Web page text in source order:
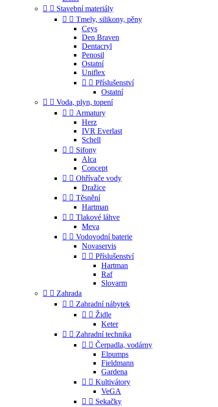
  Stavební materiály
  Tmely, silikony, pěny
Ceys
Den Braven
Dentacryl
Penosil
Ostatní
Uniflex
  Příslušenství
Ostatní
  Voda, plyn, topení
  Armatury
Herz
IVR Everlast
Schell
  Sifony
Alca
Concept
  Ohřívače vody
Dražice
  Těsnění
Hartman
  Tlakové láhve
Meva
  Vodovodní baterie
Novaservis
  Příslušenství
Hartman
Raf
Slovarm
  Zahrada
  Zahradní nábytek
  Židle
Keter
  Zahradní technika
  Čerpadla, vodárny
Elpumps
Fieldmann
Gardena
  Kultivátory
VeGA
  Sekačky